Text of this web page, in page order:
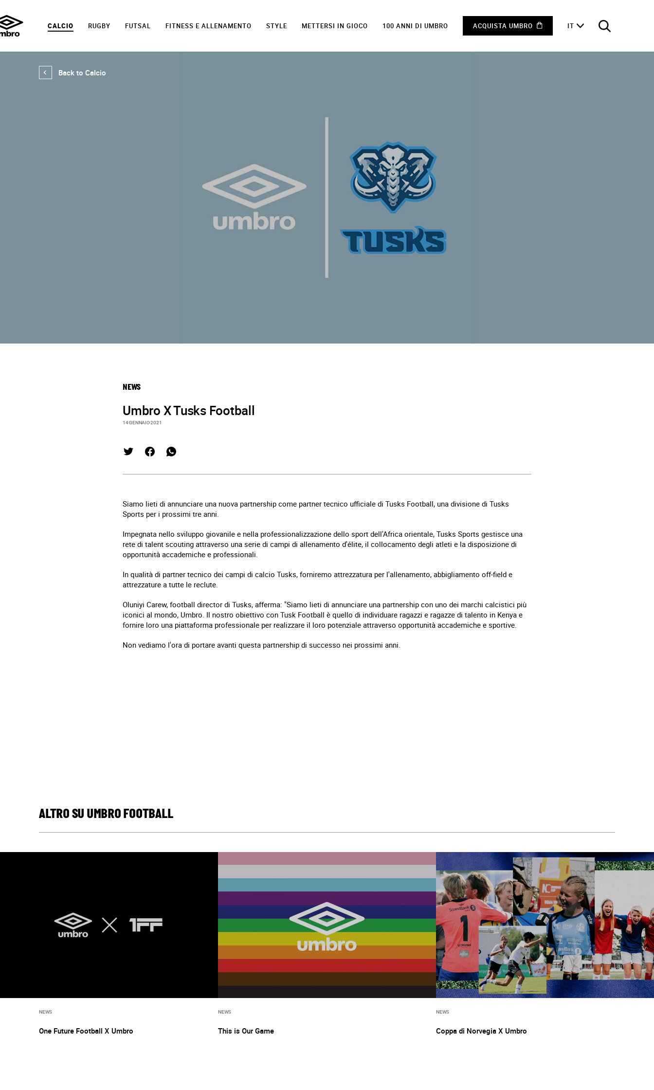
CALCIO RUGBY FUTSAL FITNESS E ALLENAMENTO STYLE METTERSI IN GIOCO 100 ANNI DI UMBRO ACQUISTA UMBRO IT
Back to Calcio
NEWS
Umbro X Tusks Football
14 GENNAIO 2021
Siamo lieti di annunciare una nuova partnership come partner tecnico ufficiale di Tusks Football, una divisione di Tusks
Sports per i prossimi tre anni.
Impegnata nello sviluppo giovanile e nella professionalizzazione dello sport dell'Africa orientale, Tusks Sports gestisce una
rete di talent scouting attraverso una serie di campi di allenamento d'élite, il collocamento degli atleti e la disposizione di
opportunità accademiche e professionali.
In qualità di partner tecnico dei campi di calcio Tusks, forniremo attrezzatura per l'allenamento, abbigliamento off-field e
attrezzature a tutte le reclute.
Oluniyi Carew, football director di Tusks, afferma: "Siamo lieti di annunciare una partnership con uno dei marchi calcistici più
iconici al mondo, Umbro. Il nostro obiettivo con Tusk Football è quello di individuare ragazzi e ragazze di talento in Kenya e
fornire loro una piattaforma professionale per realizzare il loro potenziale attraverso opportunità accademiche e sportive.
Non vediamo l'ora di portare avanti questa partnership di successo nei prossimi anni.
ALTRO SU UMBRO FOOTBALL
NEWS
One Future Football X Umbro
NEWS
This is Our Game
NEWS
Coppa di Norvegia X Umbro